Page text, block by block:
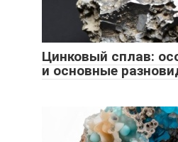
Цинковый сплав:
и основные